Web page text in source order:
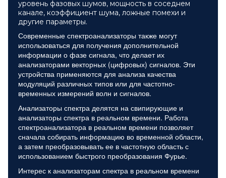
уровень фазовых шумов, мощность в соседнем
канале, коэффициент шума, ложные помехи и
другие параметры.
Современные спектроанализаторы также могут
использоваться для получения дополнительной
информации о фазе сигнала, что делает их
анализаторами векторных (цифровых) сигналов. Эти
устройства применяются для анализа качества
модуляций различных типов или для частотно-
временных измерений волн и сигналов.
Анализаторы спектра делятся на свипирующие и
анализаторы спектра в реальном времени. Работа
спектроанализатора в реальном времени позволяет
сначала собирать информацию во временной области,
а затем преобразовывать ее в частотную область с
использованием быстрого преобразования Фурье.
Интерес к анализаторам спектра в реальном времени